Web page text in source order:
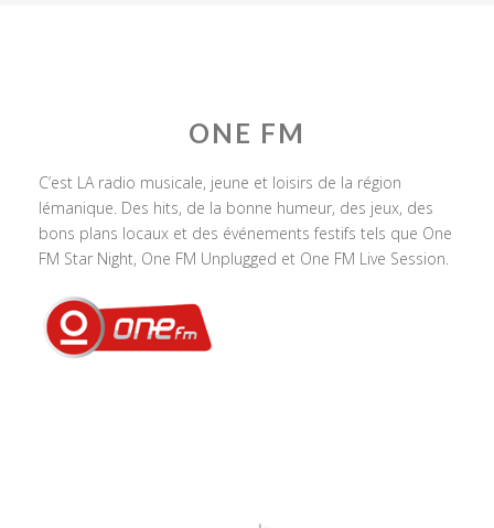
ONE FM
C’est LA radio musicale, jeune et loisirs de la région
lémanique. Des hits, de la bonne humeur, des jeux, des
bons plans locaux et des événements festifs tels que One
FM Star Night, One FM Unplugged et One FM Live Session.